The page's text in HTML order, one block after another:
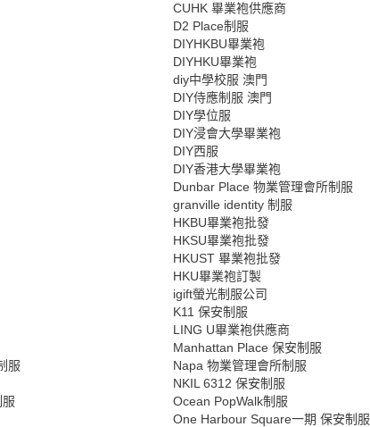
CUHK 畢業袍供應商
D2 Place制服
DIYHKBU畢業袍
DIYHKU畢業袍
diy中學校服 澳門
DIY侍應制服 澳門
DIY學位服
DIY浸會大學畢業袍
DIY西服
DIY香港大學畢業袍
Dunbar Place 物業管理會所制服
granville identity 制服
HKBU畢業袍批發
HKSU畢業袍批發
HKUST 畢業袍批發
HKU畢業袍訂製
igift螢光制服公司
K11 保安制服
LING U畢業袍供應商
Manhattan Place 保安制服
服
Napa 物業管理會所制服
NKIL 6312 保安制服
Ocean PopWalk制服
One Harbour Square一期 保安制服